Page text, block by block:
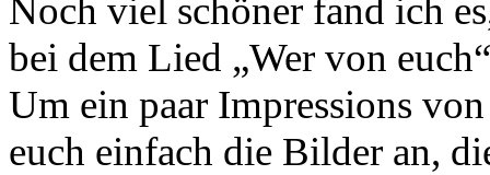
Noch viel schöner fand ich
bei dem Lied „Wer von
Um ein paar Impressions
euch einfach die Bilder an,